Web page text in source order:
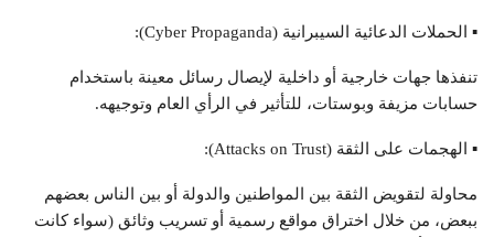
▪ الحملات الدعائية السيبرانية (Cyber Propaganda):
تنفذها جهات خارجية أو داخلية لإيصال رسائل معينة باستخدام
حسابات مزيفة وبوستات، للتأثير في الرأي العام وتوجيهه.
▪ الهجمات على الثقة (Attacks on Trust):
محاولة لتقويض الثقة بين المواطنين والدولة أو بين الناس بعضهم
ببعض، من خلال اختراق مواقع رسمية أو تسريب وثائق (سواء كانت